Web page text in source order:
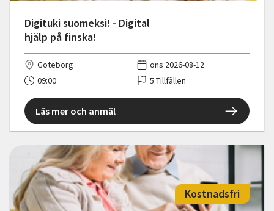
Digituki suomeksi! - Digital
hjälp på finska!
Göteborg
ons 2026-08-12
09:00
5 Tillfällen
Läs mer och anmäl
Kostnadsfri